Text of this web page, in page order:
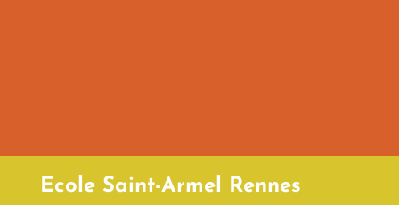
Ecole Saint-Armel Rennes